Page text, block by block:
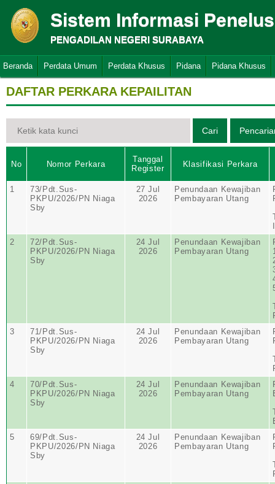
Sistem Informasi
PENGADILAN NEGERI SURABAYA
Beranda Perdata Umum Perdata Khusus Pidana Pidana Khusus
DAFTAR PERKARA KEPAILITAN
No Nomor Perkara
Tanggal
Register
Klasifikasi Perkara
1
73/Pdt.Sus-
PKPU/2026/PN Niaga
Sby
27 Jul
2026
Penundaan Kewajiban
Pembayaran Utang
2
72/Pdt.Sus-
PKPU/2026/PN Niaga
Sby
24 Jul
2026
Penundaan Kewajiban
Pembayaran Utang
3
71/Pdt.Sus-
PKPU/2026/PN Niaga
Sby
24 Jul
2026
Penundaan Kewajiban
Pembayaran Utang
4
70/Pdt.Sus-
PKPU/2026/PN Niaga
Sby
24 Jul
2026
Penundaan Kewajiban
Pembayaran Utang
5
69/Pdt.Sus-
PKPU/2026/PN Niaga
Sby
24 Jul
2026
Penundaan Kewajiban
Pembayaran Utang